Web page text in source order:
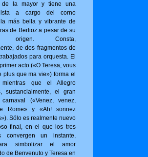
de la mayor y tiene una
a cargo del corno
más bella y vibrante de
de Berlioz a pesar de su
origen. Consta,
de dos fragmentos de
para orquesta. El
acto («O Tere­sa, vous
plus que ma vie») for­ma el
mientras que el Allegro
sustancialmente, el gran
(«Venez, venez,
Rome» y «Ah! sonnez
Sólo es realmente nuevo
final, en el que los tres
convergen un instante,
simbolizar el amor
de Benvenuto y Teresa en